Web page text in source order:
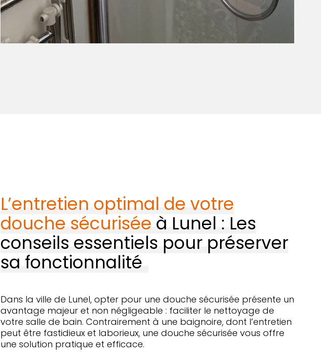
L’entretien optimal de votre
douche sécurisée à Lunel : Les
conseils essentiels pour préserver
sa fonctionnalité
Dans la ville de Lunel, opter pour une douche sécurisée présente un
avantage majeur et non négligeable : faciliter le nettoyage de
votre salle de bain. Contrairement à une baignoire, dont l’entretien
peut être fastidieux et laborieux, une douche sécurisée vous offre
une solution pratique et efficace.